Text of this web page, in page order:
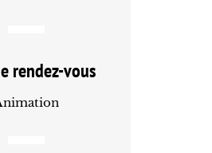
rendez-vous